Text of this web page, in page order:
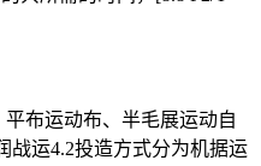
平布运动布、半毛展运动自
战运4.2投造方式分为机据运